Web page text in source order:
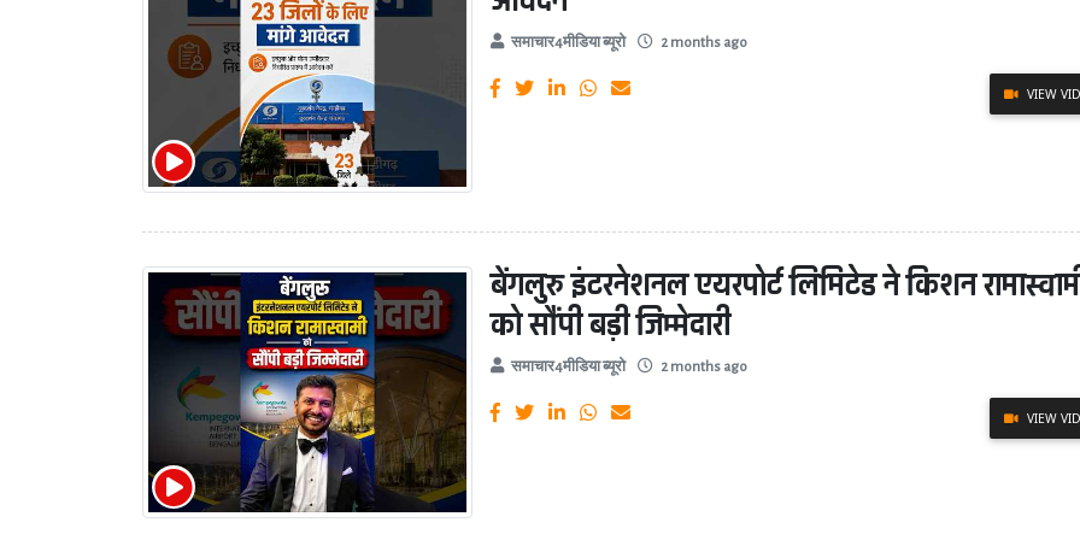
समाचार4मीडिया ब्यूरो 2 months ago
VIEW
बेंगलुरु इंटरनेशनल एयरपोर्ट लिमिटेड ने किशन
को सौंपी बड़ी जिम्मेदारी
समाचार4मीडिया ब्यूरो 2 months ago
VIEW